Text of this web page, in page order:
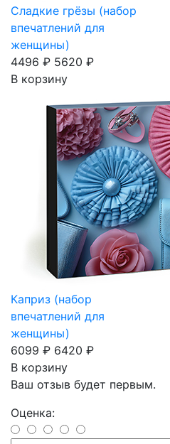
Сладкие грёзы (набор
впечатлений для
женщины)
4496 ₽ 5620 ₽
В корзину
Каприз (набор
впечатлений для
женщины)
6099 ₽ 6420 ₽
В корзину
Ваш отзыв будет первым.
Оценка: